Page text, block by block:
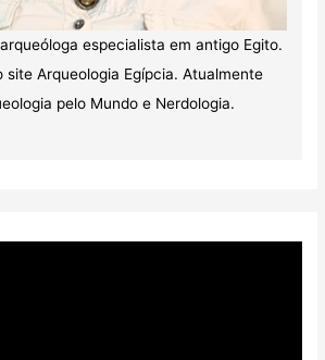
especialista em antigo Egito.
site Arqueologia Egípcia. Atualmente
pelo Mundo e Nerdologia.